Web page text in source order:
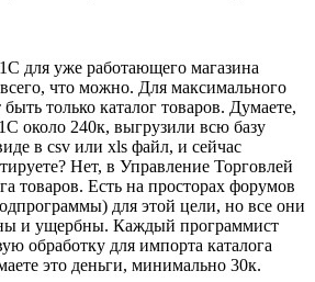
для уже работающего магазина
что можно. Для максимального
только каталог товаров. Думаете,
около 240к, выгрузили всю базу
в csv или xls файл, и сейчас
Нет, в Управление Торговлей
товаров. Есть на просторах форумов
для этой цели, но все они
и ущербны. Каждый программист
обработку для импорта каталога
это деньги, минимально 30к.